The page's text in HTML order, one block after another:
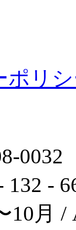
ポリ
0032
-
10月